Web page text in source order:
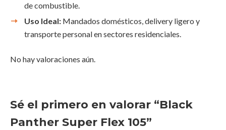
de combustible.
Uso Ideal: Mandados domésticos, delivery ligero y
transporte personal en sectores residenciales.
No hay valoraciones aún.
Sé el primero en valorar “Black
Panther Super Flex 105”